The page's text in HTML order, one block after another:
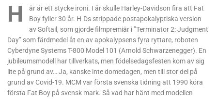
H
är är ett stycke ironi. I år skulle Harley-Davidson fira att Fat
Boy fyller 30 år. H-Ds strippade postapokalyptiska version
av Softail, som gjorde filmpremiär i ”Terminator 2: Judgment
Day” som färdmedel åt en av apokalypsens fyra ryttare, roboten
Cyberdyne Systems T-800 Model 101 (Arnold Schwarzenegger). En
jubileumsmodell har tillverkats, men födelsedagsfesten kom av sig
lite på grund av… Ja, kanske inte domedagen, men till stor del på
grund av Covid-19. MCM var första svenska tidning att 1990 köra
första Fat Boy på svensk mark. Så vad har hänt med modellen